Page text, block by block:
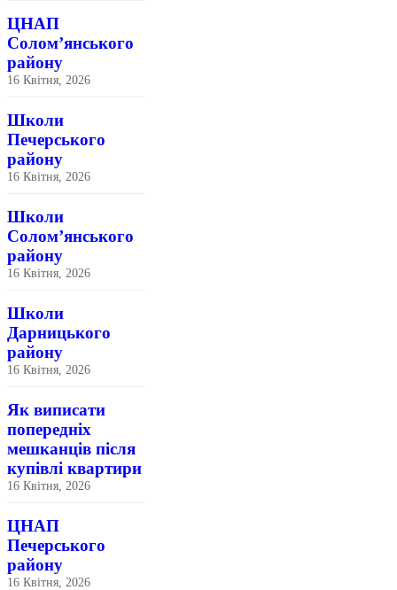
ЦНАП
Солом’янського
району
16 Квітня, 2026
Школи
Печерського
району
16 Квітня, 2026
Школи
Солом’янського
району
16 Квітня, 2026
Школи
Дарницького
району
16 Квітня, 2026
Як виписати
попередніх
мешканців після
купівлі квартири
16 Квітня, 2026
ЦНАП
Печерського
району
16 Квітня, 2026